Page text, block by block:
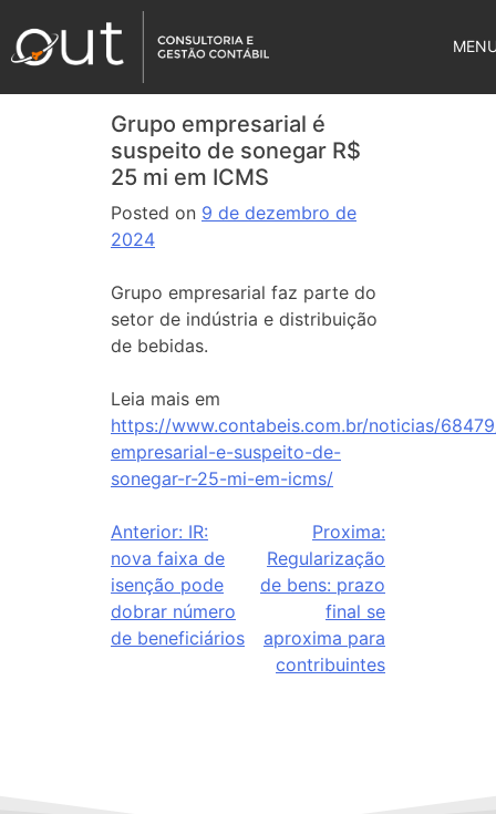
Grupo empresarial é
suspeito de sonegar R$
25 mi em ICMS
Posted on 9 de dezembro de
2024
Grupo empresarial faz parte do
setor de indústria e distribuição
de bebidas.
Leia mais em
https://www.contabeis.com.br/noticias/
empresarial-e-suspeito-de-
sonegar-r-25-mi-em-icms/
Anterior: IR:
nova faixa de
isenção pode
dobrar número
de beneficiários
Proxima:
Regularização
de bens: prazo
final se
aproxima para
contribuintes